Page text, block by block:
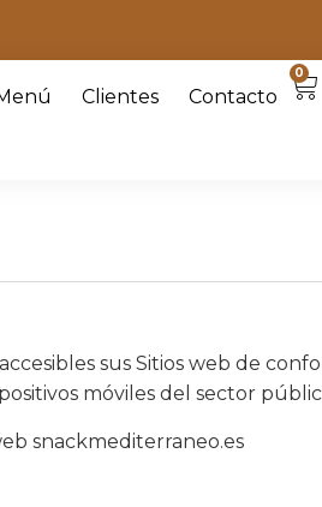
Clientes Contacto
0
sus Sitios web de
móviles del sector
snackmediterraneo.es